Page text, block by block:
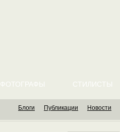
ФОТОГРАФЫ СТИЛИСТЫ
Блоги Публикации Новости